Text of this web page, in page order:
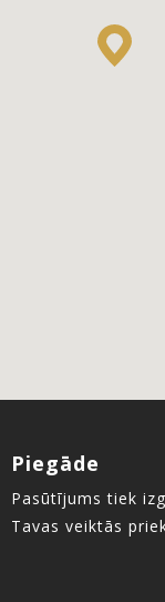
Piegāde
Pasūtījums tiek
Tavas veiktās